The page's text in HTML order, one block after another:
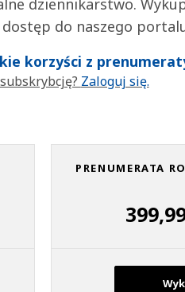
dziennikarstwo.
do naszego
korzyści z
Zaloguj się.
PRENUMERATA